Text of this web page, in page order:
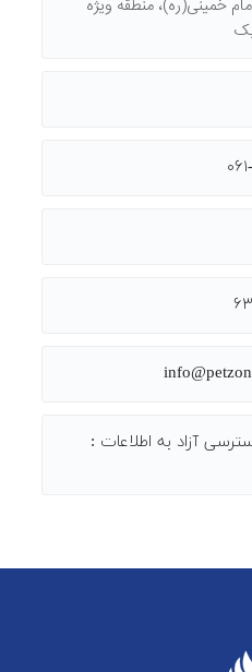
خمینی(ره)، منطقه ویژه
آزاد به اطلاعات :